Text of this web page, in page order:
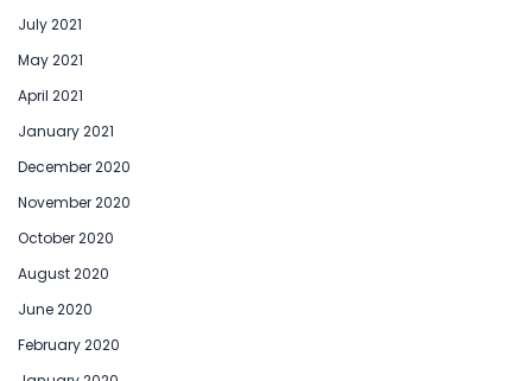
July 2021
May 2021
April 2021
January 2021
December 2020
November 2020
October 2020
August 2020
June 2020
February 2020